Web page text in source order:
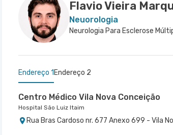
Flavio Vieira
Neuorologia
Neurologia Para Esclerose
Endereço 1 Endereço 2
Centro Médico Vila Nova Conceição
Hospital São Luiz Itaim
Rua Bras Cardoso nr. 677 Anexo 699 - Vila